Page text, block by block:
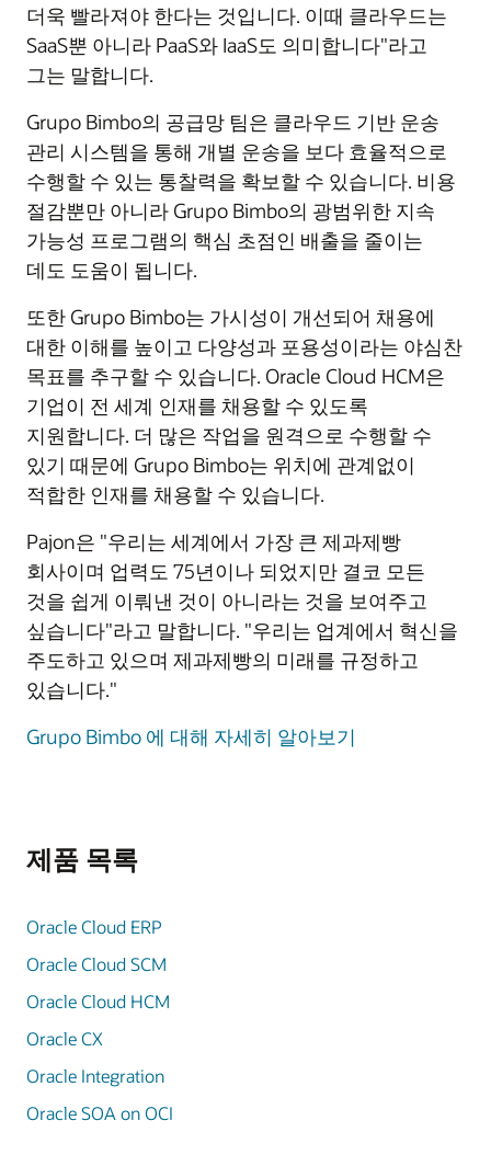
더욱 빨라져야 한다는 것입니다. 이때 클라우드는
SaaS뿐 아니라 PaaS와 IaaS도 의미합니다"라고
그는 말합니다.
Grupo Bimbo의 공급망 팀은 클라우드 기반 운송
관리 시스템을 통해 개별 운송을 보다 효율적으로
수행할 수 있는 통찰력을 확보할 수 있습니다. 비용
절감뿐만 아니라 Grupo Bimbo의 광범위한 지속
가능성 프로그램의 핵심 초점인 배출을 줄이는
데도 도움이 됩니다.
또한 Grupo Bimbo는 가시성이 개선되어 채용에
대한 이해를 높이고 다양성과 포용성이라는 야심찬
목표를 추구할 수 있습니다. Oracle Cloud HCM은
기업이 전 세계 인재를 채용할 수 있도록
지원합니다. 더 많은 작업을 원격으로 수행할 수
있기 때문에 Grupo Bimbo는 위치에 관계없이
적합한 인재를 채용할 수 있습니다.
Pajon은 "우리는 세계에서 가장 큰 제과제빵
회사이며 업력도 75년이나 되었지만 결코 모든
것을 쉽게 이뤄낸 것이 아니라는 것을 보여주고
싶습니다"라고 말합니다. "우리는 업계에서 혁신을
주도하고 있으며 제과제빵의 미래를 규정하고
있습니다."
Grupo Bimbo 에 대해 자세히 알아보기
제품 목록
Oracle Cloud ERP
Oracle Cloud SCM
Oracle Cloud HCM
Oracle CX
Oracle Integration
Oracle SOA on OCI